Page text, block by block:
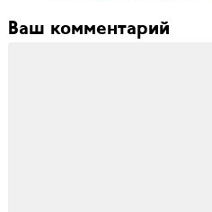
Ваш комментарий